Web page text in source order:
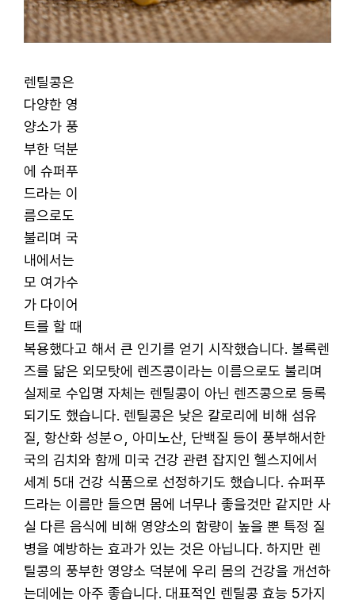
렌틸콩은
다양한 영
양소가 풍
부한 덕분
에 슈퍼푸
드라는 이
름으로도
불리며 국
내에서는
모 여가수
가 다이어
트를 할 때
복용했다고 해서 큰 인기를 얻기 시작했습니다. 볼록렌
즈를 닮은 외모탓에 렌즈콩이라는 이름으로도 불리며
실제로 수입명 자체는 렌틸콩이 아닌 렌즈콩으로 등록
되기도 했습니다. 렌틸콩은 낮은 칼로리에 비해 섬유
질, 항산화 성분ㅇ, 아미노산, 단백질 등이 풍부해서한
국의 김치와 함께 미국 건강 관련 잡지인 헬스지에서
세계 5대 건강 식품으로 선정하기도 했습니다. 슈퍼푸
드라는 이름만 들으면 몸에 너무나 좋을것만 같지만 사
실 다른 음식에 비해 영양소의 함량이 높을 뿐 특정 질
병을 예방하는 효과가 있는 것은 아닙니다. 하지만 렌
틸콩의 풍부한 영양소 덕분에 우리 몸의 건강을 개선하
는데에는 아주 좋습니다. 대표적인 렌틸콩 효능 5가지